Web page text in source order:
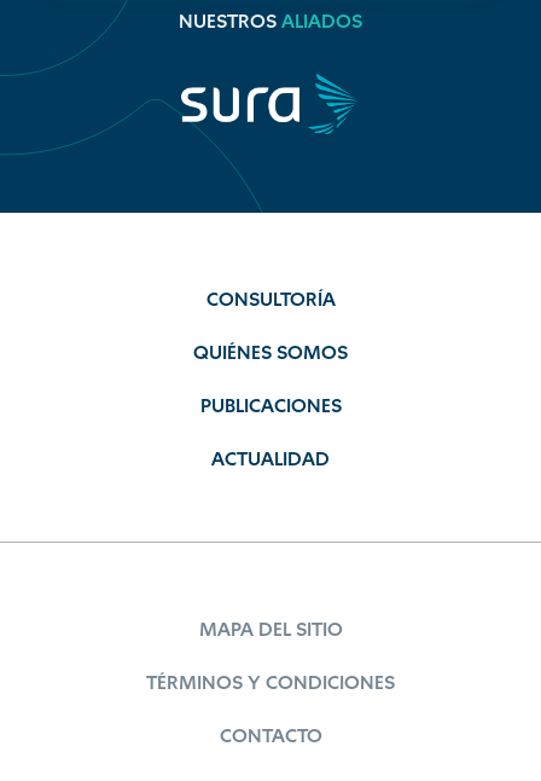
NUESTROS ALIADOS
CONSULTORÍA
QUIÉNES SOMOS
PUBLICACIONES
ACTUALIDAD
MAPA DEL SITIO
TÉRMINOS Y CONDICIONES
CONTACTO